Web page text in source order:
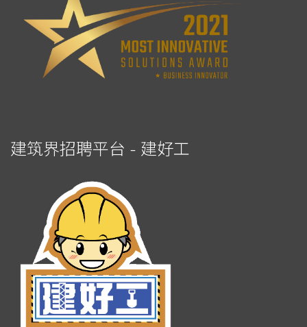
建筑界招聘平台 - 建好工